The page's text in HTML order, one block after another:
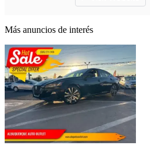
Más anuncios de interés